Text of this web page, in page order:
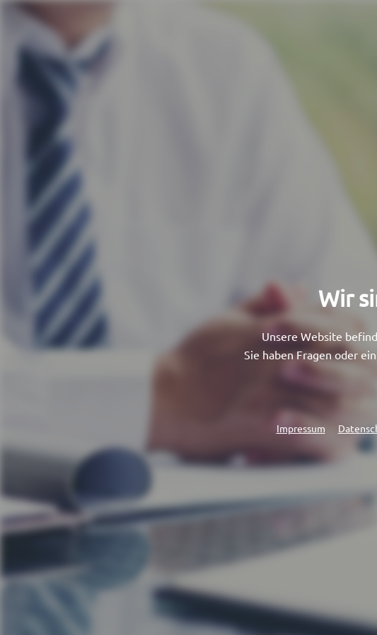
Wir
Unsere Website
Sie haben Fragen oder
Impressum